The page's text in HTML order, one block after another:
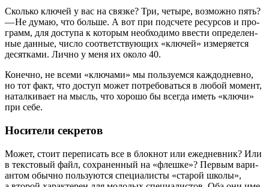
Сколь­ко клю­чей у вас на связ­ке? Три, четы­ре, воз­мож­но пять?
— Не думаю, что боль­ше. А вот при под­сче­те ресур­сов и про­
грамм, для досту­па к кото­рым необ­хо­ди­мо вве­сти опре­де­лен­
ные дан­ные, чис­ло соот­вет­ству­ю­щих «клю­чей» изме­ря­ет­ся
десят­ка­ми. Лич­но у меня их око­ло 40.
Конеч­но, не все­ми «клю­ча­ми» мы поль­зу­ем­ся каж­до­днев­но,
но тот факт, что доступ может потре­бо­вать­ся в любой момент,
натал­ки­ва­ет на мысль, что хоро­шо бы все­гда иметь «клю­чи»
при себе.
Носители секретов
Может, сто­ит пере­пи­сать все в блок­нот или еже­днев­ник? Или
в тек­сто­вый файл, сохра­нен­ный на «флеш­ке»? Пер­вым вари­
ан­том обыч­но поль­зу­ют­ся спе­ци­а­ли­сты «ста­рой шко­лы»,